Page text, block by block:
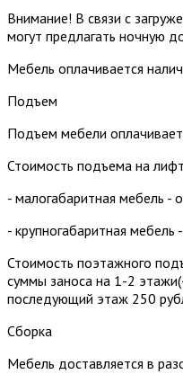
Внимание! В связи с
могут предлагать ночную
Мебель оплачивается
Подъем
Подъем мебели
Стоимость подъема на
- малогабаритная мебель -
- крупногабаритная
Стоимость поэтажного
суммы заноса на 1-2
последующий этаж 250
Сборка
Мебель доставляется в